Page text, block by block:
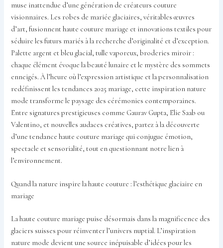
muse inattendue d’une génération de créateurs couture
visionnaires. Les robes de mariée glaciaires, véritables œuvres
d’art, fusionnent haute couture mariage et innovations textiles pour
séduire les futurs mariés à la recherche d’originalité et d’exception.
Palette argent et bleu glacial, tulle vaporeux, broderies miroir :
chaque élément évoque la beauté lunaire et le mystère des sommets
enneigés. À l’heure où l’expression artistique et la personnalisation
redéfinissent les tendances 2025 mariage, cette inspiration nature
mode transforme le paysage des cérémonies contemporaines.
Entre signatures prestigieuses comme Gaurav Gupta, Elie Saab ou
Valentino, et nouvelles audaces créatives, partez à la découverte
d’une tendance haute couture mariage qui conjugue émotion,
spectacle et sensorialité, tout en questionnant notre lien à
l’environnement.
Quand la nature inspire la haute couture : l’esthétique glaciaire en
mariage
La haute couture mariage puise désormais dans la magnificence des
glaciers suisses pour réinventer l’univers nuptial. L’inspiration
nature mode devient une source inépuisable d’idées pour les